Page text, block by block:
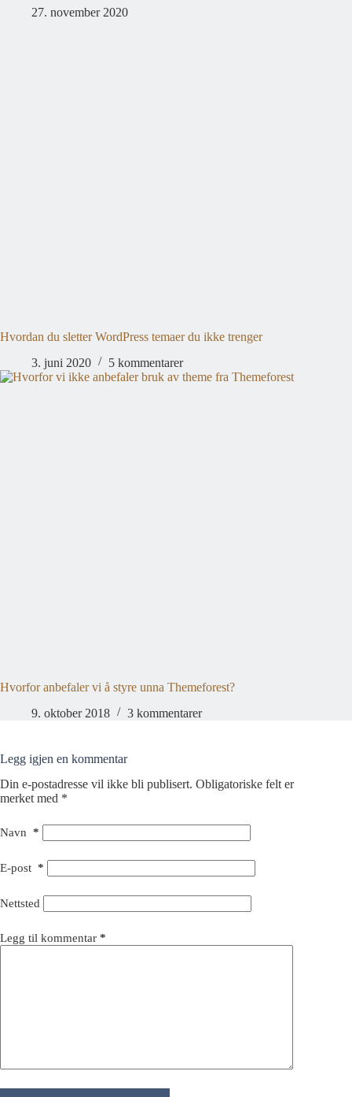
27. november 2020
Hvordan du sletter WordPress temaer du ikke trenger
3. juni 2020
5 kommentarer
Hvorfor anbefaler vi å styre unna Themeforest?
9. oktober 2018
3 kommentarer
Legg igjen en kommentar
Din e-postadresse vil ikke bli publisert. Obligatoriske felt er
merket med *
Navn *
E-post *
Nettsted
Legg til kommentar *